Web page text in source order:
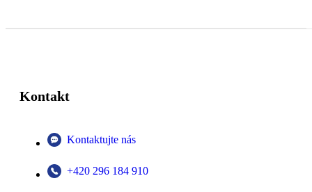
Kontakt
Kontaktujte nás
+420 296 184 910